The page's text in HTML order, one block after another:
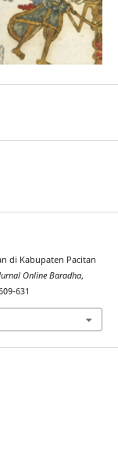
di Kabupaten Pacitan
Online Baradha,
631